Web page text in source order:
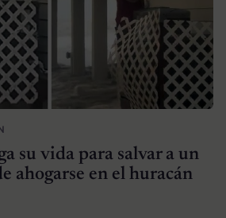
su vida para salvar a un
ahogarse en el huracán